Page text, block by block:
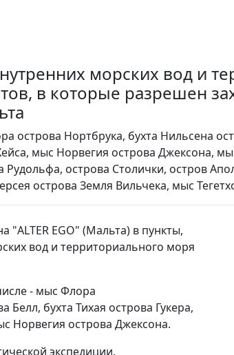
морских вод и
в которые разрешен
Нортбрука, бухта Нильсена
мыс Норвегия острова Джексона,
Рудольфа, острова Столички, остров
острова Земля Вильчека, мыс
"ALTER EGO" (Мальта) в пункты,
вод и территориального моря
- мыс Флора
Белл, бухта Тихая острова Гукера,
Норвегия острова Джексона.
экспедиции.